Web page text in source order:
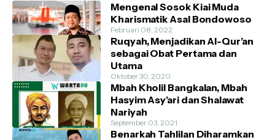
Mengenal Sosok Kiai Muda
Kharismatik Asal Bondowoso
Februari 08, 2022
Ruqyah, Menjadikan Al-Qur’an
sebagai Obat Pertama dan
Utama
Oktober 30, 2020
Mbah Kholil Bangkalan, Mbah
Hasyim Asy’ari dan Shalawat
Nariyah
September 03, 2021
Benarkah Tahlilan Diharamkan